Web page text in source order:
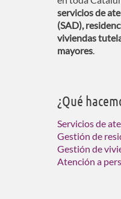
servicios de
(SAD),
viviendas
mayores.
¿Qué
Servicios de
Gestión de
Gestión de
Atención a